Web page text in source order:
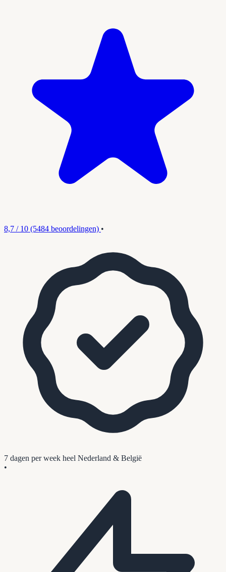
8,7 / 10 (5484 beoordelingen) •
7 dagen per week heel Nederland & België
•